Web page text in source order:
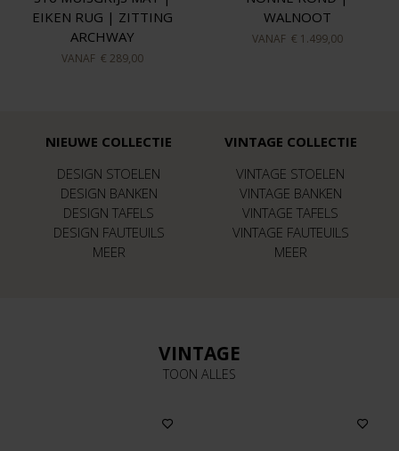
EIKEN RUG | ZITTING
ARCHWAY
VANAF € 289,00
WALNOOT
VANAF € 1.499,00
NIEUWE COLLECTIE
DESIGN STOELEN
DESIGN BANKEN
DESIGN TAFELS
DESIGN FAUTEUILS
MEER
VINTAGE COLLECTIE
VINTAGE STOELEN
VINTAGE BANKEN
VINTAGE TAFELS
VINTAGE FAUTEUILS
MEER
VINTAGE
TOON ALLES